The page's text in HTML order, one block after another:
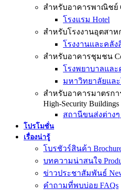
สำหรับอาคารพาณิชย์
โรงแรม Hotel
สำหรับโรงงานอุตสาห
โรงงานและคลัง
สำหรับอาคารชุมชน
โรงพยาบาลและ
มหาวิทยาลัยและ
สำหรับอาคารมาตรก
High-Security Buildings
สถานีขนส่งต่างๆ
โปรโมชั่น
เรื่องน่ารู้
โบรชัวร์สินค้า
บทความน่าสนใจ
ข่าวประชาสัมพันธ์
คำถามที่พบบ่อย FAQs